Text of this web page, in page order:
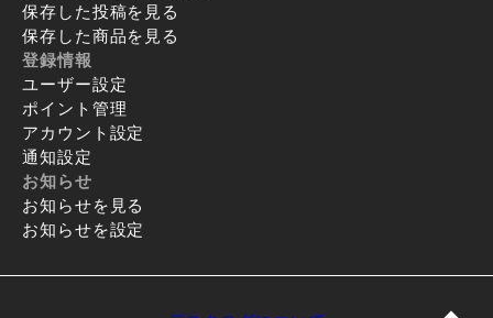
保存した投稿を見る
保存した商品を見る
登録情報
ユーザー設定
ポイント管理
アカウント設定
通知設定
お知らせ
お知らせを見る
お知らせを設定